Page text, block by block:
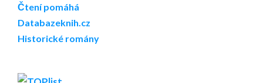
Čtení pomáhá
Databazeknih.cz
Historické romány